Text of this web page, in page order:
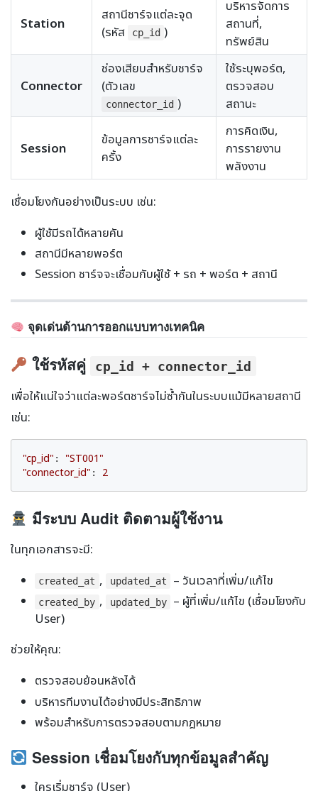
Station
สถานีชาร์จแต่ละจุด
(รหัส
cp_id )
บริหารจัดการ
สถานที่,
ทรัพย์สิน
Connector
ช่องเสียบสำหรับชาร์จ
(ตัวเลข
connector_id )
ใช้ระบุพอร์ต,
ตรวจสอบ
สถานะ
Session
ข้อมูลการชาร์จแต่ละ
ครั้ง
การคิดเงิน,
การรายงาน
พลังงาน
เชื่อมโยงกันอย่างเป็นระบบ เช่น:
ผู้ใช้มีรถได้หลายคัน
สถานีมีหลายพอร์ต
Session ชาร์จจะเชื่อมกับผู้ใช้ + รถ + พอร์ต + สถานี
จุดเด่นด้านการออกแบบทางเทคนิค
ใช้รหัสคู่ cp_id + connector_id
เพื่อให้แน่ใจว่าแต่ละพอร์ตชาร์จไม่ซ้ำกันในระบบแม้มีหลายสถานี
เช่น:
"cp_id" : "ST001"
"connector_id" : 2
มีระบบ Audit ติดตามผู้ใช้งาน
ในทุกเอกสารจะมี:
created_at , updated_at – วันเวลาที่เพิ่ม/แก้ไข
created_by , updated_by
– ผู้ที่เพิ่ม/แก้ไข (เชื่อมโยงกับ
User)
ช่วยให้คุณ:
ตรวจสอบย้อนหลังได้
บริหารทีมงานได้อย่างมีประสิทธิภาพ
พร้อมสำหรับการตรวจสอบตามกฎหมาย
Session เชื่อมโยงกับทุกข้อมูลสำคัญ
ใครเริ่มชาร์จ (User)